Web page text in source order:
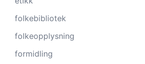
folkebibliotek
folkeopplysning
formidling